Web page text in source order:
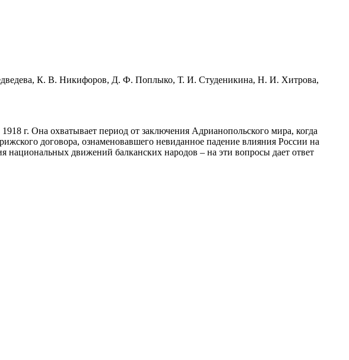
К. В. Никифоров, Д. Ф. Поплыко, Т. И. Студеникина, Н. И. Хитрова,
г. Она охватывает период от заключения Адрианопольского мира, когда
договора, ознаменовавшего невиданное падение влияния России на
национальных движений балканских народов – на эти вопросы дает ответ